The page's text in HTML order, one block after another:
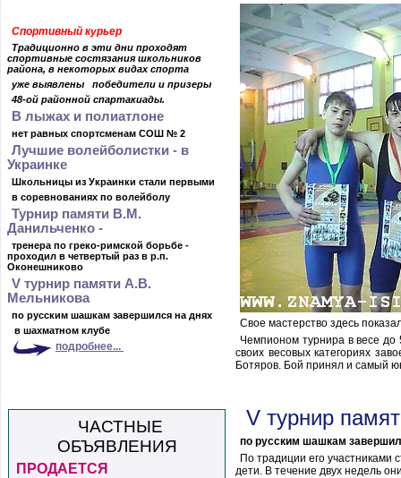
Спортивный курьер
Традиционно в эти дни проходят
спортивные состязания школьников
района, в некоторых видах спорта
уже выявлены победители и призеры
48-ой районной спартакиады.
В лыжах и полиатлоне
нет равных спортсменам СОШ № 2
Лучшие волейболистки - в
Украинке
Школьницы из Украинки стали первыми
в соревнованиях по волейболу
Турнир памяти В.М.
Данильченко -
тренера по греко-римской борьбе -
проходил в четвертый раз в р.п.
Оконешниково
V турнир памяти А.В.
Мельникова
по русским шашкам завершился на днях
в шахматном клубе
подробнее...
ЧАСТНЫЕ
ОБЪЯВЛЕНИЯ
ПРОДАЕТСЯ
Свое мастерство здесь
Чемпионом турнира в весе до
своих весовых категориях
Ботяров. Бой принял и самый
V турнир
по русским шашкам
По традиции его
дети. В течение двух недель